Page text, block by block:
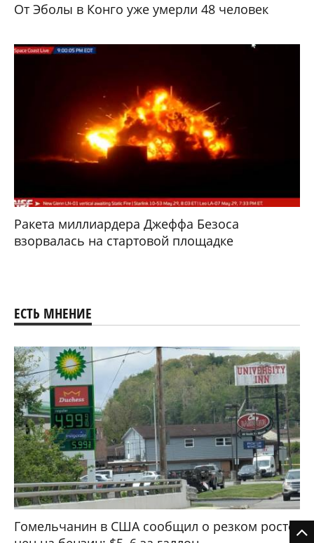
От Эболы в Конго уже умерли 48 человек
Ракета миллиардера Джеффа Безоса
взорвалась на стартовой площадке
ЕСТЬ МНЕНИЕ
Гомельчанин в США сообщил о резком росте